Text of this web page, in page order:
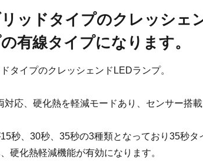
ッドタイプのクレッシェ
有線タイプになります。
タイプのクレッシェンドLEDランプ。
対応、硬化熱を軽減モードあり、センサー搭載
秒、30秒、35秒の3種類となっており35秒タ
硬化熱軽減機能が有効になります。